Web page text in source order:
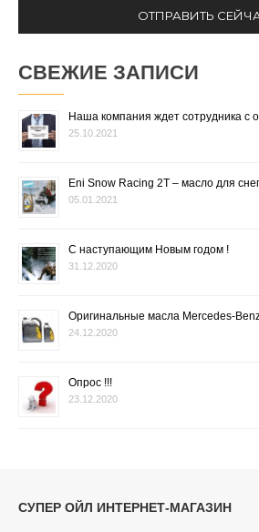
СВЕЖИЕ ЗАПИСИ
Наша компания ждет сотрудника с
25.10.2021
Eni Snow Racing 2T – масло для
05.01.2021
С наступающим Новым годом !
31.12.2020
Оригинальные масла Mercedes-
24.12.2020
Опрос !!!
23.12.2020
СУПЕР ОЙЛ ИНТЕРНЕТ-МАГАЗИН